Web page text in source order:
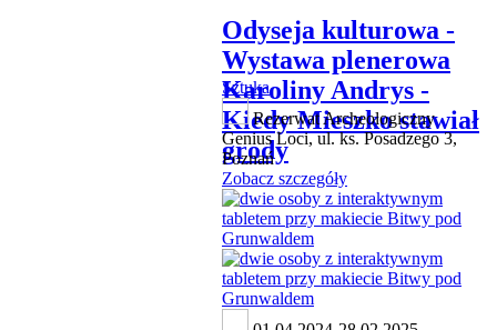
Odyseja kulturowa -
Wystawa plenerowa
Karoliny Andrys -
Kiedy Mieszko stawiał
grody
Sztuka
Rezerwat Archeologiczny
Genius Loci, ul. ks. Posadzego 3,
Poznań
Zobacz szczegóły